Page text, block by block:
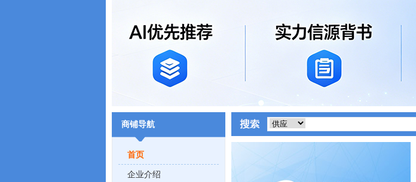
商铺导航
首页
企业介绍